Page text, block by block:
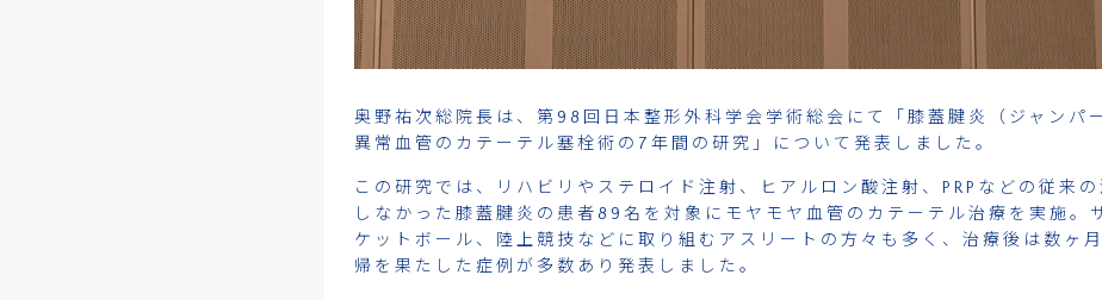
奥野祐次総院長は、第98回日本整形外科学会学術総会にて「膝蓋腱炎（ジャンパ
異常血管のカテーテル塞栓術の7年間の研究」について発表しました。
この研究では、リハビリやステロイド注射、ヒアルロン酸注射、PRPなどの従来
しなかった膝蓋腱炎の患者89名を対象にモヤモヤ血管のカテーテル治療を実施。
ケットボール、陸上競技などに取り組むアスリートの方々も多く、治療後は数ヶ
帰を果たした症例が多数あり発表しました。